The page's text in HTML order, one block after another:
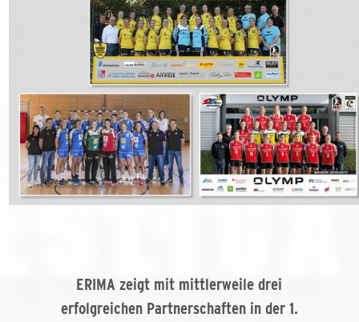
ERIMA zeigt mit mittlerweile drei
erfolgreichen Partnerschaften in der 1.